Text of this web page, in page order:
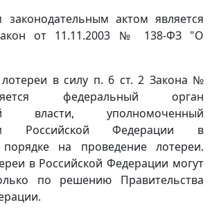
актом является
от 11.11.2003 № 138-ФЗ "О
в силу п. 6 ст. 2 Закона №
федеральный орган
власти, уполномоченный
Российской Федерации в
порядке на проведение лотереи.
в Российской Федерации могут
по решению Правительства